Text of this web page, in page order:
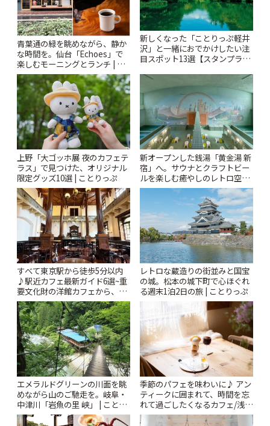
青葉通の緑を眺めながら、静か
な時間を。仙台「Echoes」で
楽しむモーニングとランチ | こ
とりっぷ
新しくなった「ことりっぷ軽井
沢」と一緒におでかけしたい注
目スポット13選【スタンプラリ
上野「大ゴッホ展 夜のカフェテ
ラス」で見つけた、オリジナル
限定グッズ10選 | ことりっぷ
新オープンした銭湯「黄金湯 新
宿」へ。サウナとクラフトビー
ルを楽しむ癒やしのレトロ空間
| ことりっぷ
すべて東京駅から徒歩5分以内
♪駅近カフェ最新ガイド6選~重
要文化財の洋館カフェから、改
札すぐのレトロ喫茶まで~ | こと
りっぷ
レトロな蔵造りの街並みと国宝
の城。松本の城下町で心ほぐれ
る週末1泊2日の旅 | ことりっぷ
エメラルドグリーンの川面を眺
めながら山のご馳走を。岐阜・
中津川「岩魚の里 峡」 | ことり
っぷ
季節のパフェを味わいに♪ アン
ティークに囲まれて、時間を忘
れて過ごしたくなるカフェ/浅草
「annorum cafe」 | ことりっぷ